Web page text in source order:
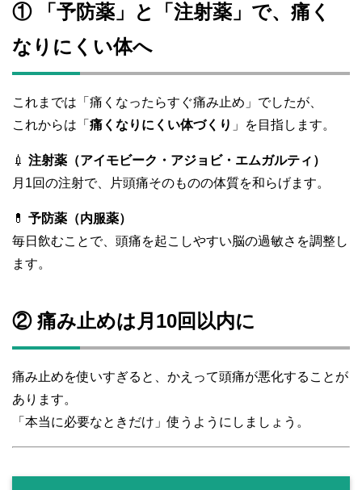
① 「予防薬」と「注射薬」で、痛く
なりにくい体へ
これまでは「痛くなったらすぐ痛み止め」でしたが、
これからは「 痛くなりにくい体づくり 」を目指します。
💉 注射薬（アイモビーク・アジョビ・エムガルティ）
月1回の注射で、片頭痛そのものの体質を和らげます。
💊 予防薬（内服薬）
毎日飲むことで、頭痛を起こしやすい脳の過敏さを調整し
ます。
② 痛み止めは月10回以内に
痛み止めを使いすぎると、かえって頭痛が悪化することが
あります。
「本当に必要なときだけ」使うようにしましょう。